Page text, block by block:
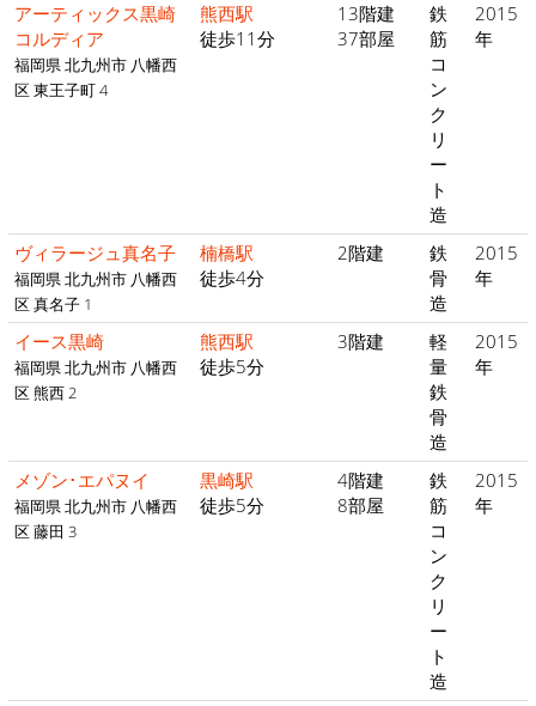
アーティックス黒崎
コルディア
福岡県 北九州市 八幡西
区 東王子町 4
熊西駅
徒歩11分
13階建
37部屋
鉄
筋
コ
ン
ク
リ
ー
ト
造
2015
年
ヴィラージュ真名子
福岡県 北九州市 八幡西
区 真名子 1
楠橋駅
徒歩4分
2階建
鉄
骨
造
2015
年
イース黒崎
福岡県 北九州市 八幡西
区 熊西 2
熊西駅
徒歩5分
3階建
軽
量
鉄
骨
造
2015
年
メゾン･エパヌイ
福岡県 北九州市 八幡西
区 藤田 3
黒崎駅
徒歩5分
4階建
8部屋
鉄
筋
コ
ン
ク
リ
ー
ト
造
2015
年